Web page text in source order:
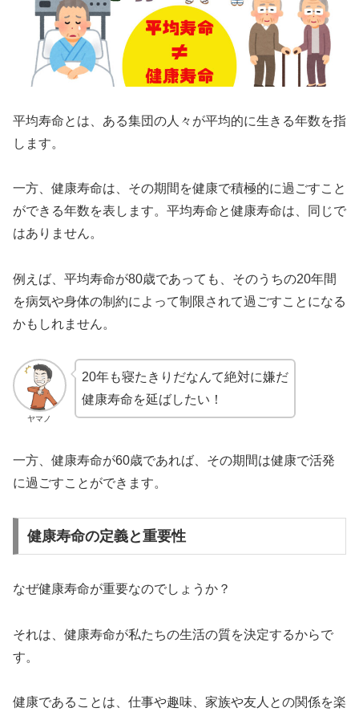
平均寿命とは、ある集団の人々が平均的に生きる年数を指
します。
一方、健康寿命は、その期間を健康で積極的に過ごすこと
ができる年数を表します。平均寿命と健康寿命は、同じで
はありません。
例えば、平均寿命が80歳であっても、そのうちの20年間
を病気や身体の制約によって制限されて過ごすことになる
かもしれません。
ヤマノ
20年も寝たきりだなんて絶対に嫌だ
健康寿命を延ばしたい！
一方、健康寿命が60歳であれば、その期間は健康で活発
に過ごすことができます。
健康寿命の定義と重要性
なぜ健康寿命が重要なのでしょうか？
それは、健康寿命が私たちの生活の質を決定するからで
す。
健康であることは、仕事や趣味、家族や友人との関係を楽